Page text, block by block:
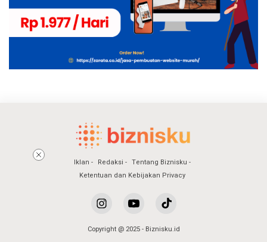
Iklan Redaksi
Tentang Biznisku
Ketentuan dan Kebijakan Privacy
Copyright @ 2025 - Biznisku.id